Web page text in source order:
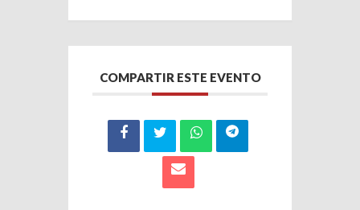
COMPARTIR ESTE EVENTO